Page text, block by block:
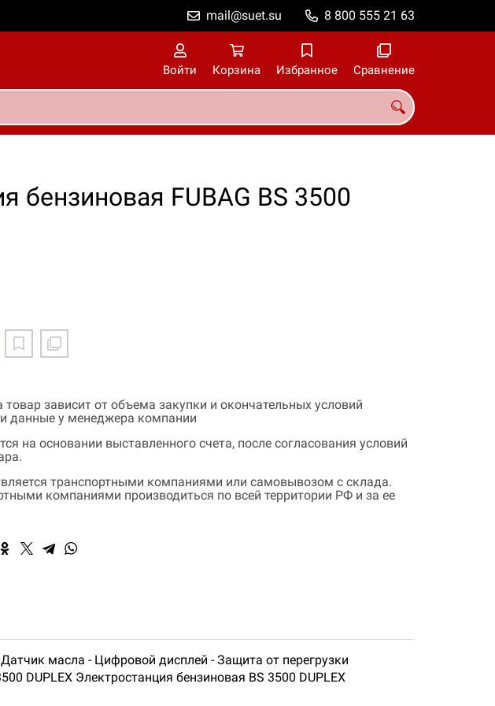
8 800 555 21 63
mail@suet.su
Войти Корзина Избранное Сравнение
бензиновая FUBAG BS 3500
товар зависит от объема закупки и окончательных условий
данные у менеджера компании
на основании выставленного счета, после согласования условий
транспортными компаниями или самовывозом с склада.
компаниями производиться по всей территории РФ и за ее
масла - Цифровой дисплей - Защита от перегрузки
DUPLEX Электростанция бензиновая BS 3500 DUPLEX